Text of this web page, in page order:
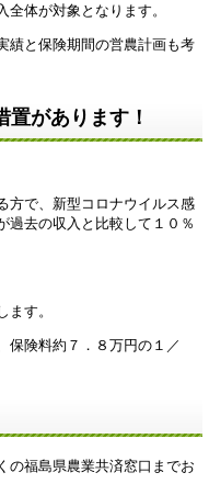
体が対象となります。
績と保険期間の営農計画も考
があります！
方で、新型コロナウイルス感
過去の収入と比較して１０％
す。
険料約７．８万円の１／
福島県農業共済窓口までお